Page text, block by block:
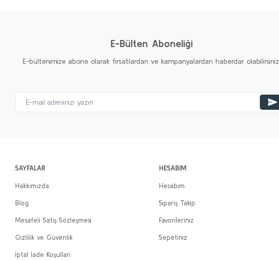
E-Bülten Aboneliği
E-bültenimize abone olarak fırsatlardan ve kampanyalardan haberdar olabilirsiniz.
SAYFALAR
Hakkımızda
Blog
Mesafeli Satış Sözleşmesi
Gizlilik ve Güvenlik
İptal İade Koşullari
HESABIM
Hesabım
Sipariş Takip
Favorileriniz
Sepetiniz